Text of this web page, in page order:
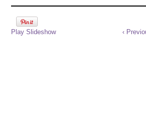
Play Slideshow ‹